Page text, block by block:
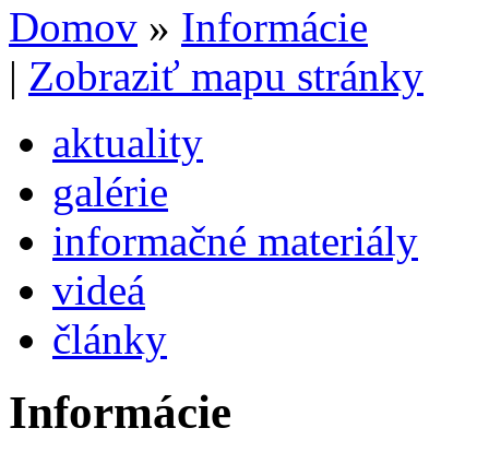
Domov » Informácie
| Zobraziť mapu stránky
aktuality
galérie
informačné materiály
videá
články
Informácie